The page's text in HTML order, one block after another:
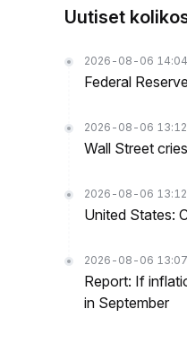
Uutiset
2026-08-06 14:04
Federal
2026-08-06 13:12
Wall Street
2026-08-06 13:12
United States:
2026-08-06 13:07
Report: If
in September